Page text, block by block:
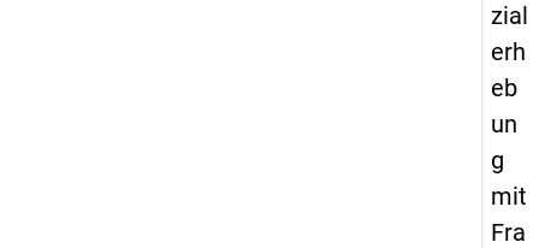
zial
erh
eb
un
g
mit
Fra